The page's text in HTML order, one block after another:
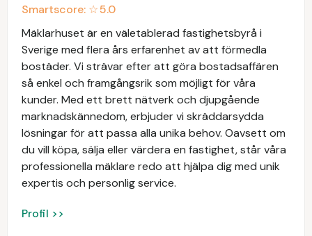
Smartscore: ☆5.0
Mäklarhuset är en väletablerad fastighetsbyrå i
Sverige med flera års erfarenhet av att förmedla
bostäder. Vi strävar efter att göra bostadsaffären
så enkel och framgångsrik som möjligt för våra
kunder. Med ett brett nätverk och djupgående
marknadskännedom, erbjuder vi skräddarsydda
lösningar för att passa alla unika behov. Oavsett om
du vill köpa, sälja eller värdera en fastighet, står våra
professionella mäklare redo att hjälpa dig med unik
expertis och personlig service.
Profil >>